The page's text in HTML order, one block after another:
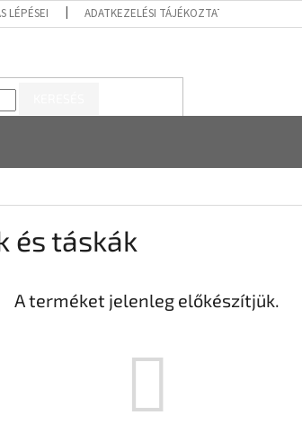
LÉPÉSEI ADATKEZELÉSI TÁJÉKOZTATÓ GDPR
és táskák
A terméket jelenleg előkészítjük.